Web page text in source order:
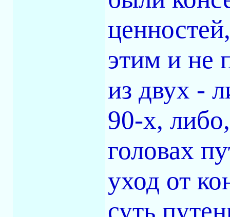
этим и не
из двух -
90-х,
головах
уход от
суть